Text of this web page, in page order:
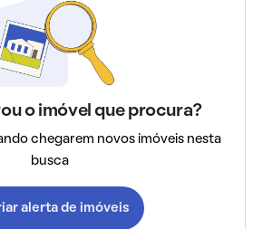
o imóvel que procura?
chegarem novos imóveis nesta
busca
alerta de imóveis